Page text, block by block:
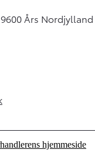
Års Nordjylland
tab)
new tab)
new tab)
hjemmeside